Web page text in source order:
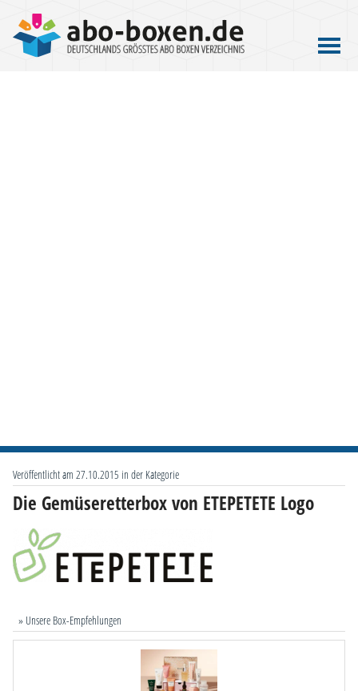
Veröffentlicht am 27.10.2015 in der Kategorie
Die Gemüseretterbox von ETEPETETE Logo
» Unsere Box-Empfehlungen